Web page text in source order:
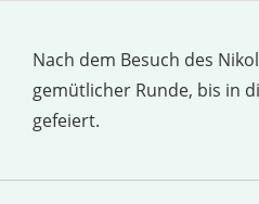
Nach dem Besuch des
gemütlicher Runde, bis in
gefeiert.